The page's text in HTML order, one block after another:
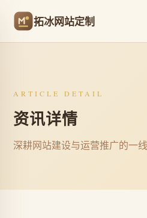
拓冰网站定制
ARTICLE DETAIL
资讯详情
深耕网站建设与运营推广的一线